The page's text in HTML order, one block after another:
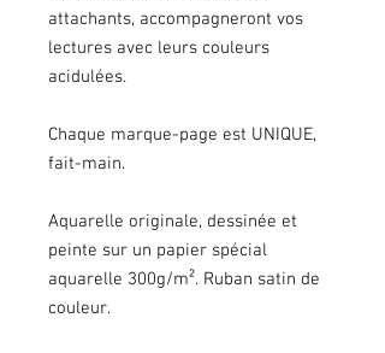
attachants, accompagneront vos
lectures avec leurs couleurs
acidulées.
Chaque marque-page est UNIQUE,
fait-main.
Aquarelle originale, dessinée et
peinte sur un papier spécial
aquarelle 300g/m². Ruban satin de
couleur.